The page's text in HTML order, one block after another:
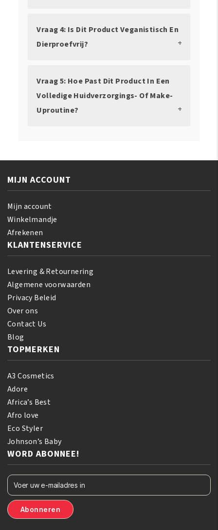
Vraag 4: Is Dit Product Veganistisch En
Dierproefvrij?
Vraag 5: Hoe Past Dit Product In Een
Volledige Huidverzorgings- Of Make-
Uproutine?
MIJN ACCOUNT
Mijn account
Winkelmandje
Afrekenen
KLANTENSERVICE
Levering & Retournering
Algemene voorwaarden
Privacy Beleid
Over ons
Contact Us
Blog
TOPMERKEN
A3 Cosmetics
Adore
Africa’s Best
Afro love
Eco Styler
Johnson’s Baby
WORD ABONNEE!